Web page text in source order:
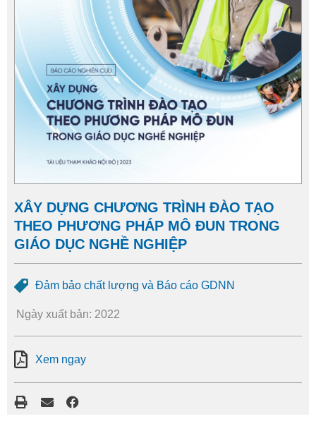
XÂY DỰNG CHƯƠNG TRÌNH ĐÀO TẠO
THEO PHƯƠNG PHÁP MÔ ĐUN TRONG
GIÁO DỤC NGHỀ NGHIỆP
Đảm bảo chất lượng và Báo cáo GDNN
Ngày xuất bản: 2022
Xem ngay